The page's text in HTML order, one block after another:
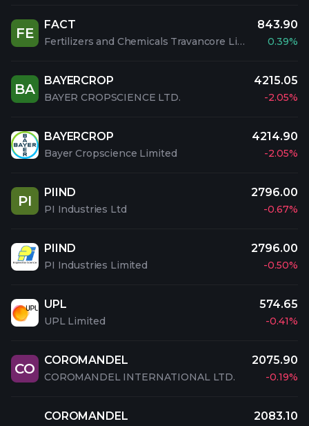
FE
FACT
Fertilizers and Chemicals Travancore Limited
843.90
0.39%
BA
BAYERCROP
BAYER CROPSCIENCE LTD.
4215.05
-2.05%
BAYERCROP
Bayer Cropscience Limited
4214.90
-2.05%
PI
PIIND
PI Industries Ltd
2796.00
-0.67%
PIIND
PI Industries Limited
2796.00
-0.50%
UPL
UPL Limited
574.65
-0.41%
CO
COROMANDEL
COROMANDEL INTERNATIONAL LTD.
2075.90
-0.19%
COROMANDEL 2083.10